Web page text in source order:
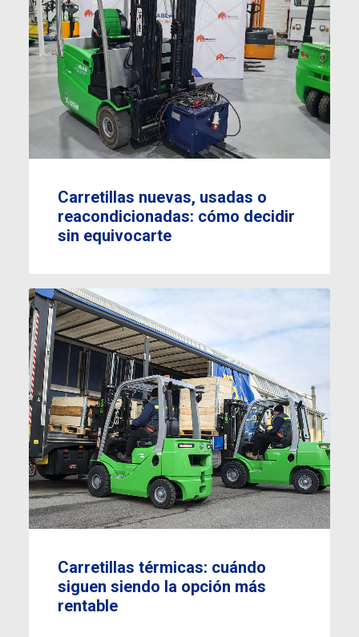
Carretillas nuevas, usadas o
reacondicionadas: cómo decidir
sin equivocarte
Carretillas térmicas: cuándo
siguen siendo la opción más
rentable